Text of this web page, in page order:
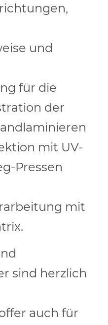
und
für die
der
mit UV-
Pressen
mit
sind herzlich
auch für